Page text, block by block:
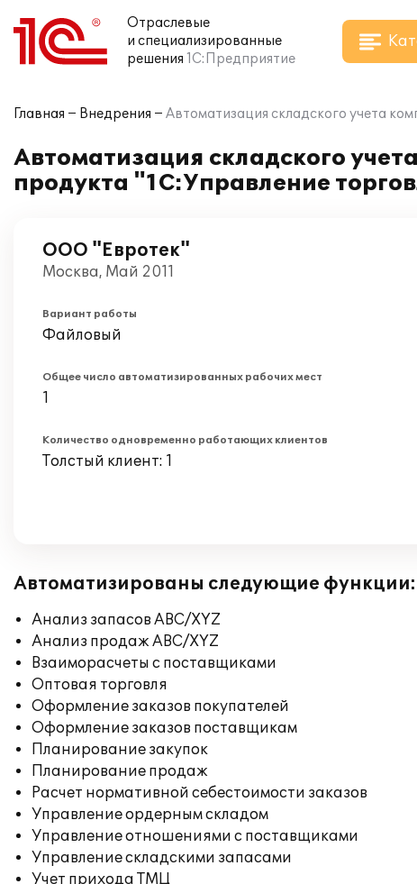
Отраслевые
и специализированные
решения 1С:Предприятие
Главная Внедрения Автоматизация складского учета
Автоматизация складского
продукта "1С:Управление
ООО "Евротек"
Москва, Май 2011
Вариант работы
Файловый
Общее число автоматизированных рабочих мест
1
Количество одновременно работающих клиентов
Толстый клиент: 1
Автоматизированы следующие функции:
Анализ запасов ABC/XYZ
Анализ продаж ABC/XYZ
Взаиморасчеты с поставщиками
Оптовая торговля
Оформление заказов покупателей
Оформление заказов поставщикам
Планирование закупок
Планирование продаж
Расчет нормативной себестоимости заказов
Управление ордерным складом
Управление отношениями с поставщиками
Управление складскими запасами
Учет прихода ТМЦ